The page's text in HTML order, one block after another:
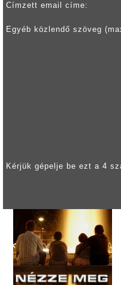
Címzett email címe:
Egyéb közlendő szöveg
Kérjük gépelje be ezt a 4